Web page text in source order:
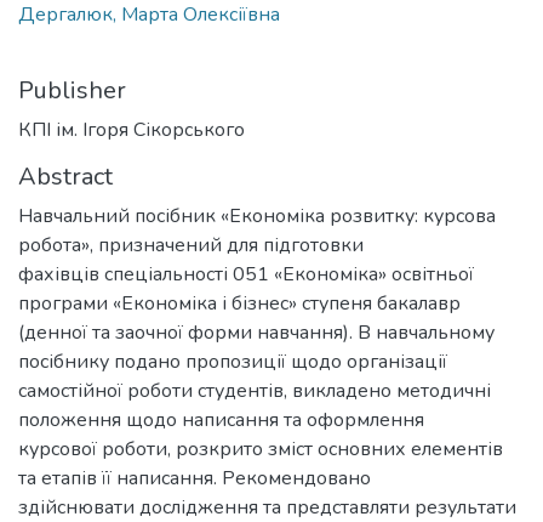
Дергалюк, Марта Олексіївна
Publisher
КПІ ім. Ігоря Сікорського
Abstract
Навчальний посібник «Економіка розвитку: курсова
робота», призначений для підготовки
фахівців спеціальності 051 «Економіка» освітньої
програми «Економіка і бізнес» ступеня бакалавр
(денної та заочної форми навчання). В навчальному
посібнику подано пропозиції щодо організації
самостійної роботи студентів, викладено методичні
положення щодо написання та оформлення
курсової роботи, розкрито зміст основних елементів
та етапів її написання. Рекомендовано
здійснювати дослідження та представляти результати